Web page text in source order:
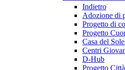
Indietro
Adozione di
Progetto di
Progetto
Casa del
Centri
D-Hub
Progetto